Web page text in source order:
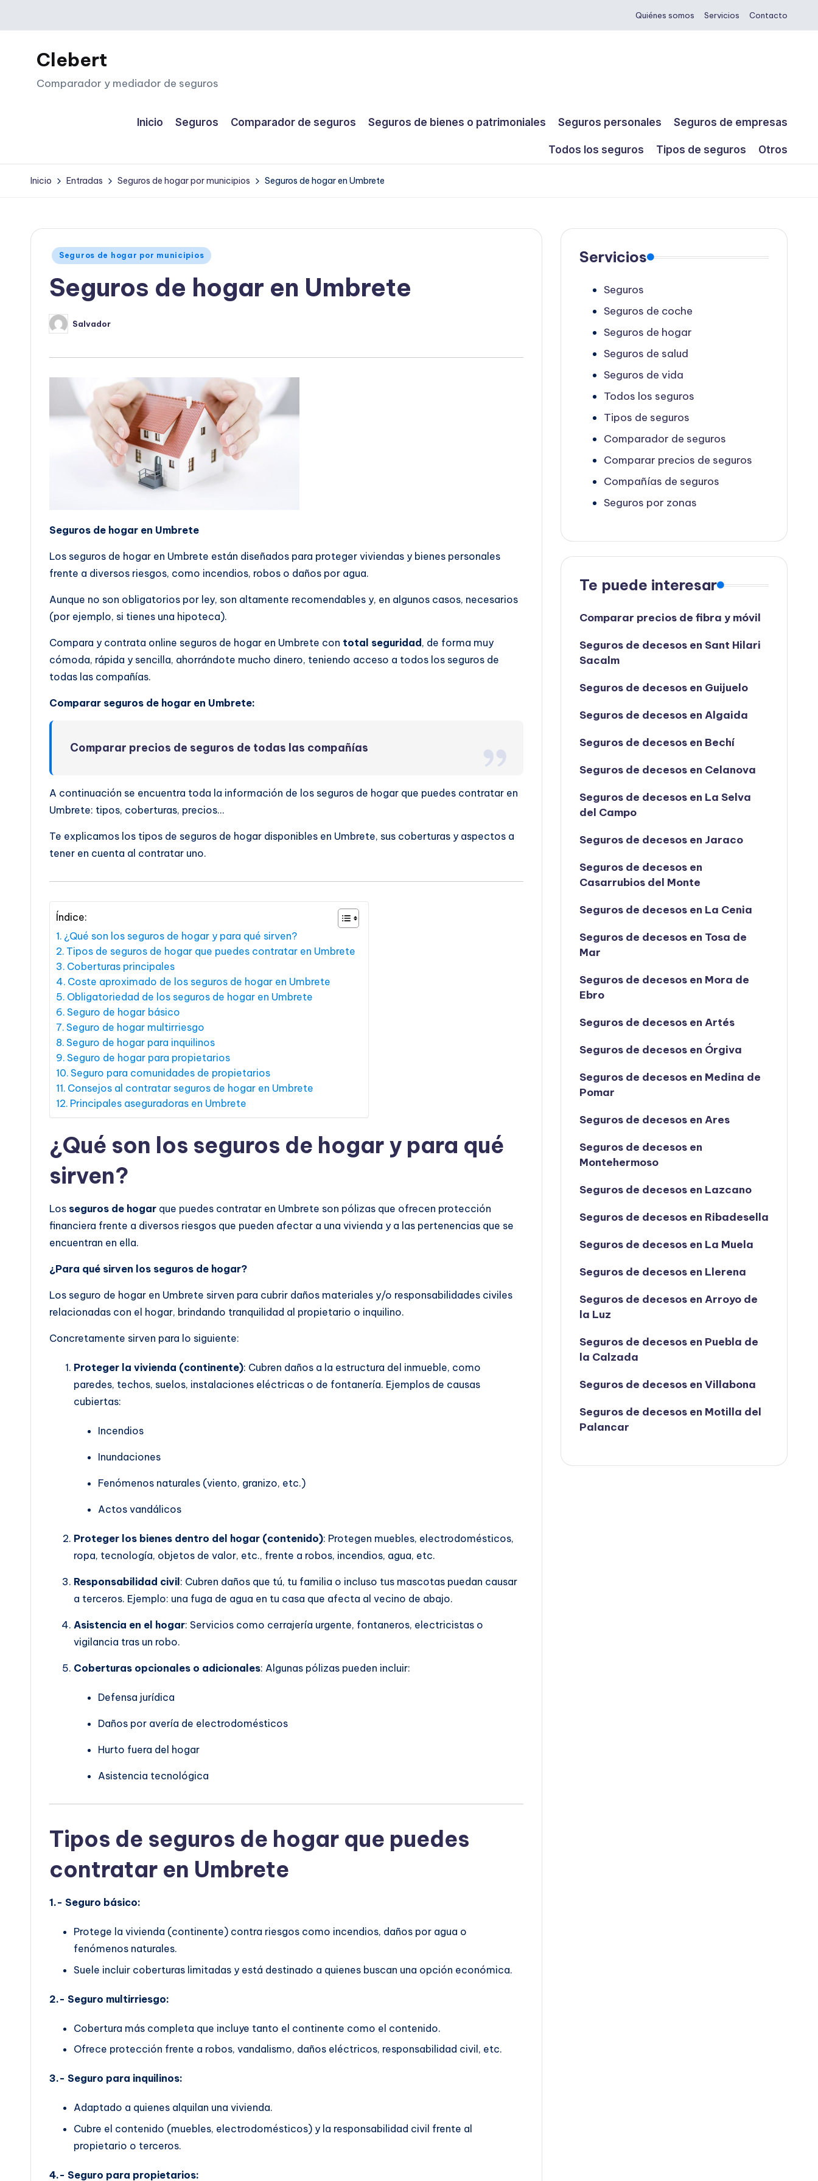
Saltar
contenido
Quiénes somos Servicios Contacto
Clebert
Comparador y mediador de seguros
Inicio Seguros Comparador de seguros Seguros de bienes o patrimoniales Seguros personales Seguros de empresas
Todos los seguros Tipos de seguros Otros
Inicio Entradas Seguros de hogar por municipios Seguros de hogar en Umbrete
Publicado
Seguros de hogar por municipios
Seguros de hogar en Umbrete
Publicado
por
Salvador
Seguros de hogar en Umbrete
Los seguros de hogar en Umbrete están diseñados para proteger viviendas y bienes personales
frente a diversos riesgos, como incendios, robos o daños por agua.
Aunque no son obligatorios por ley, son altamente recomendables y, en algunos casos, necesarios
(por ejemplo, si tienes una hipoteca).
Compara y contrata online seguros de hogar en Umbrete con total seguridad , de forma muy
cómoda, rápida y sencilla, ahorrándote mucho dinero, teniendo acceso a todos los seguros de
todas las compañías.
Comparar seguros de hogar en Umbrete:
Comparar precios de seguros de todas las compañías
A continuación se encuentra toda la información de los seguros de hogar que puedes contratar en
Umbrete: tipos, coberturas, precios…
Te explicamos los tipos de seguros de hogar disponibles en Umbrete, sus coberturas y aspectos a
tener en cuenta al contratar uno.
Índice:
¿Qué son los seguros de hogar y para qué sirven?
Tipos de seguros de hogar que puedes contratar en Umbrete
Coberturas principales
Coste aproximado de los seguros de hogar en Umbrete
Obligatoriedad de los seguros de hogar en Umbrete
Seguro de hogar básico
Seguro de hogar multirriesgo
Seguro de hogar para inquilinos
Seguro de hogar para propietarios
Seguro para comunidades de propietarios
Consejos al contratar seguros de hogar en Umbrete
Principales aseguradoras en Umbrete
¿Qué son los seguros de hogar y para qué
sirven?
Los seguros de hogar que puedes contratar en Umbrete son pólizas que ofrecen protección
financiera frente a diversos riesgos que pueden afectar a una vivienda y a las pertenencias que se
encuentran en ella.
¿Para qué sirven los seguros de hogar?
Los seguro de hogar en Umbrete sirven para cubrir daños materiales y/o responsabilidades civiles
relacionadas con el hogar, brindando tranquilidad al propietario o inquilino.
Concretamente sirven para lo siguiente:
Proteger la vivienda (continente): Cubren daños a la estructura del inmueble, como
paredes, techos, suelos, instalaciones eléctricas o de fontanería. Ejemplos de causas
cubiertas:
Incendios
Inundaciones
Fenómenos naturales (viento, granizo, etc.)
Actos vandálicos
Proteger los bienes dentro del hogar (contenido): Protegen muebles, electrodomésticos,
ropa, tecnología, objetos de valor, etc., frente a robos, incendios, agua, etc.
Responsabilidad civil : Cubren daños que tú, tu familia o incluso tus mascotas puedan causar
a terceros. Ejemplo: una fuga de agua en tu casa que afecta al vecino de abajo.
Asistencia en el hogar: Servicios como cerrajería urgente, fontaneros, electricistas o
vigilancia tras un robo.
Coberturas opcionales o adicionales: Algunas pólizas pueden incluir:
Defensa jurídica
Daños por avería de electrodomésticos
Hurto fuera del hogar
Asistencia tecnológica
Tipos de seguros de hogar que puedes
contratar en Umbrete
1.- Seguro básico:
Protege la vivienda (continente) contra riesgos como incendios, daños por agua o
fenómenos naturales.
Suele incluir coberturas limitadas y está destinado a quienes buscan una opción económica.
2.- Seguro multirriesgo:
Cobertura más completa que incluye tanto el continente como el contenido.
Ofrece protección frente a robos, vandalismo, daños eléctricos, responsabilidad civil, etc.
3.- Seguro para inquilinos:
Adaptado a quienes alquilan una vivienda.
Cubre el contenido (muebles, electrodomésticos) y la responsabilidad civil frente al
propietario o terceros.
4.- Seguro para propietarios:
Servicios
Seguros
Seguros de coche
Seguros de hogar
Seguros de salud
Seguros de vida
Todos los seguros
Tipos de seguros
Comparador de seguros
Comparar precios de seguros
Compañías de seguros
Seguros por zonas
Te puede interesar
Comparar precios de fibra y móvil
Seguros de decesos en Sant Hilari
Sacalm
Seguros de decesos en Guijuelo
Seguros de decesos en Algaida
Seguros de decesos en Bechí
Seguros de decesos en Celanova
Seguros de decesos en La Selva
del Campo
Seguros de decesos en Jaraco
Seguros de decesos en
Casarrubios del Monte
Seguros de decesos en La Cenia
Seguros de decesos en Tosa de
Mar
Seguros de decesos en Mora de
Ebro
Seguros de decesos en Artés
Seguros de decesos en Órgiva
Seguros de decesos en Medina de
Pomar
Seguros de decesos en Ares
Seguros de decesos en
Montehermoso
Seguros de decesos en Lazcano
Seguros de decesos en Ribadesella
Seguros de decesos en La Muela
Seguros de decesos en Llerena
Seguros de decesos en Arroyo de
la Luz
Seguros de decesos en Puebla de
la Calzada
Seguros de decesos en Villabona
Seguros de decesos en Motilla del
Palancar